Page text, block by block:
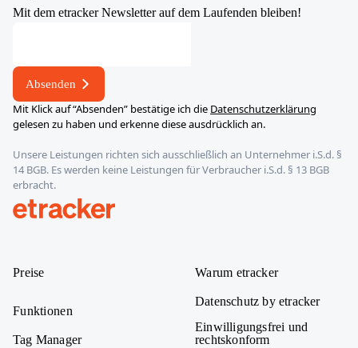
Mit dem etracker Newsletter auf dem Laufenden bleiben!
Adresse
E-
Mail-
E-
Mail-
Adresse
Absenden
Mit Klick auf “Absenden” bestätige ich die Datenschutzerklärung
gelesen zu haben und erkenne diese ausdrücklich an.
Unsere Leistungen richten sich ausschließlich an Unternehmer i.S.d. §
14 BGB. Es werden keine Leistungen für Verbraucher i.S.d. § 13 BGB
erbracht.
Preise
Funktionen
Tag Manager
Warum etracker
Datenschutz by etracker
Einwilligungsfrei und
rechtskonform